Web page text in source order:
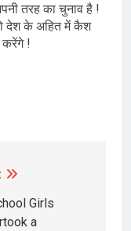
तरह का चुनाव है !
को देश के अहित में कैश
करेंगे !
Girls
a